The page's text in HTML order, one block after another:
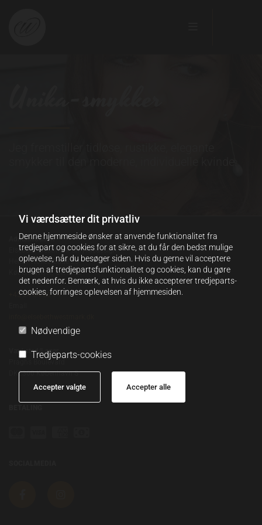
Vi værdsætter dit privatliv
Denne hjemmeside ønsker at anvende funktionalitet fra
tredjepart og cookies for at sikre, at du får den bedst mulige
oplevelse, når du besøger siden. Hvis du gerne vil acceptere
brugen af tredjepartsfunktionalitet og cookies, kan du gøre
det nedenfor. Bemærk, at hvis du ikke accepterer tredjeparts-
cookies, forringes oplevelsen af hjemmesiden.
Nødvendige
Tredjeparts-cookies
Accepter valgte Accepter alle
Administration
Elsebeth Westmark Smykkedesign
Herluf Trolles Gade 25
København K, DK1052
+45 24 84 60 74
Værksted/Lager
Praghs Boulevard
DK2300 København S